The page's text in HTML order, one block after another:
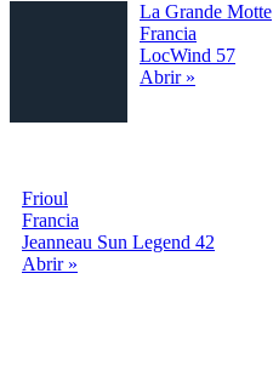
La Grande Motte
Francia
LocWind 57
Abrir »
Frioul
Francia
Jeanneau Sun Legend 42
Abrir »